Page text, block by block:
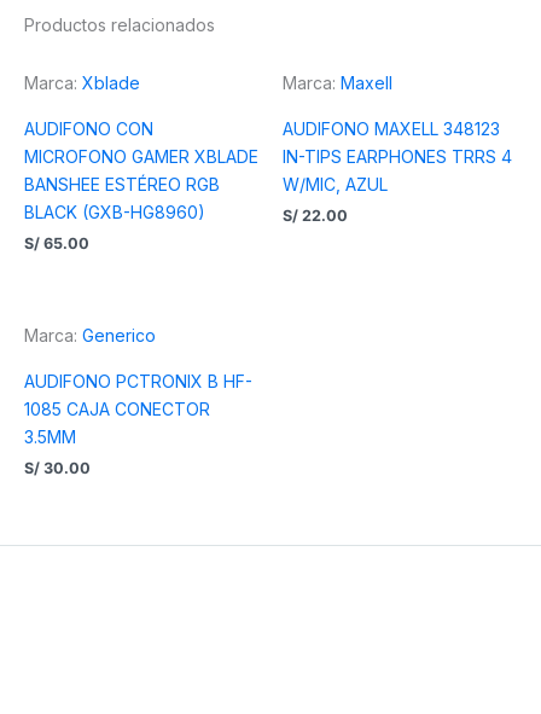
Productos relacionados
Marca: Xblade
AUDIFONO CON
MICROFONO GAMER XBLADE
BANSHEE ESTÉREO RGB
BLACK (GXB-HG8960)
S/ 65.00
Marca: Maxell
AUDIFONO MAXELL 348123
IN-TIPS EARPHONES TRRS 4
W/MIC, AZUL
S/ 22.00
Marca: Generico
AUDIFONO PCTRONIX B HF-
1085 CAJA CONECTOR
3.5MM
S/ 30.00